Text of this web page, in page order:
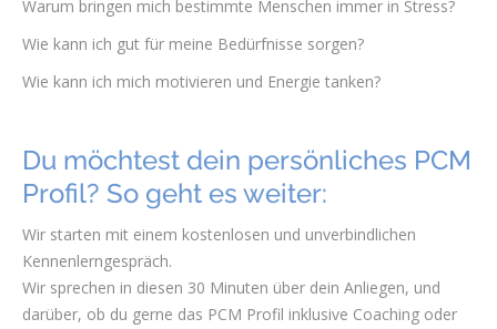
Warum bringen mich bestimmte Menschen immer in Stress?
Wie kann ich gut für meine Bedürfnisse sorgen?
Wie kann ich mich motivieren und Energie tanken?
Du möchtest dein persönliches PCM
Profil? So geht es weiter:
Wir starten mit einem kostenlosen und unverbindlichen
Kennenlerngespräch.
Wir sprechen in diesen 30 Minuten über dein Anliegen, und
darüber, ob du gerne das PCM Profil inklusive Coaching oder